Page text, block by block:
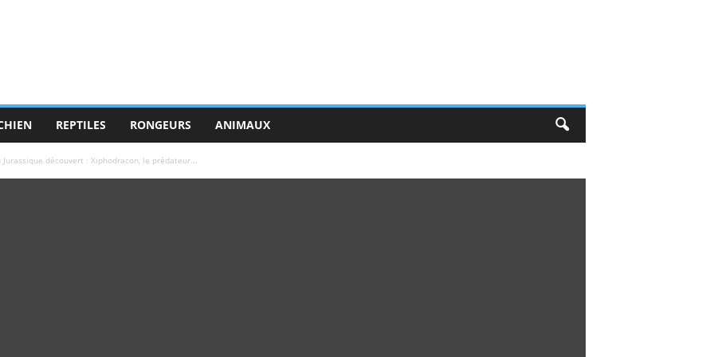
REPTILES RONGEURS ANIMAUX
Jurassique découvert : Xiphodracon, le prédateur...